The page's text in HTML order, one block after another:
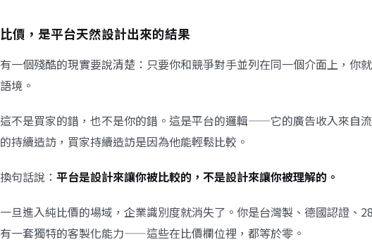
比價，是平台天然設計出來的結果
有一個殘酷的現實要說清楚：只要你和競爭對手並列在同一個介面上，你
語境。
這不是買家的錯，也不是你的錯。這是平台的邏輯——它的廣告收入來自
的持續造訪，買家持續造訪是因為他能輕鬆比較。
換句話說： 平台是設計來讓你被比較的，不是設計來讓你被理解的。
一旦進入純比價的場域，企業識別度就消失了。你是台灣製、德國認證、
有一套獨特的客製化能力——這些在比價欄位裡，都等於零。